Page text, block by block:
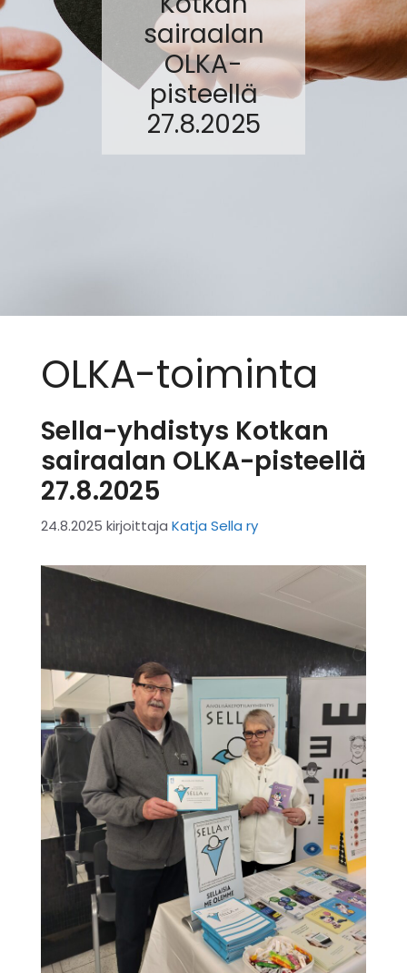
sairaalan
OLKA-
pisteellä
27.8.2025
OLKA-toiminta
Sella-yhdistys Kotkan
sairaalan OLKA-pisteellä
27.8.2025
24.8.2025 kirjoittaja Katja Sella ry